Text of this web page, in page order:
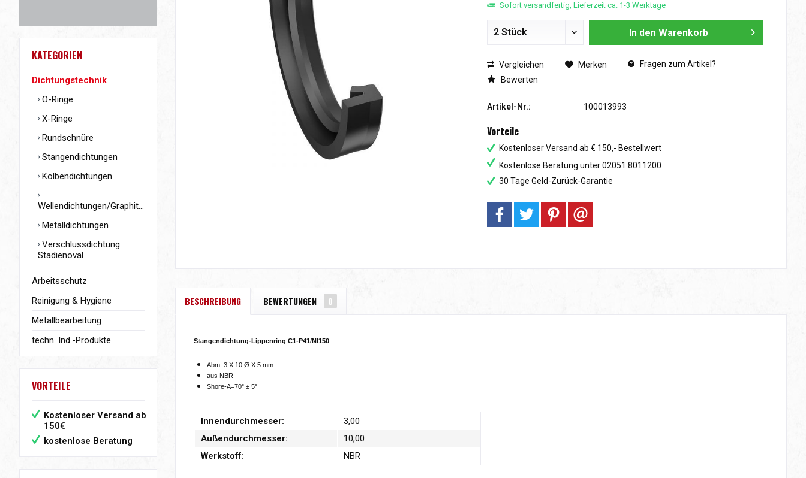
KATEGORIEN
Dichtungstechnik
O-Ringe
X-Ringe
Rundschnüre
Stangendichtungen
Kolbendichtungen
Wellendichtungen/Graphitringe
Metalldichtungen
Verschlussdichtung
Stadienoval
Arbeitsschutz
Reinigung & Hygiene
Metallbearbeitung
techn. Ind.-Produkte
VORTEILE
Kostenloser Versand ab
150€
kostenlose Beratung
Sofort versandfertig, Lieferzeit ca. 1-3 Werktage
In den Warenkorb
Vergleichen Merken
Fragen zum Artikel?
Bewerten
Artikel-Nr.: 100013993
Vorteile
Kostenloser Versand ab € 150,- Bestellwert
Kostenlose Beratung unter 02051 8011200
30 Tage Geld-Zurück-Garantie
BESCHREIBUNG BEWERTUNGEN 0
Stangendichtung-Lippenring C1-P41/NI150
Abm. 3 X 10 Ø X 5 mm
aus NBR
Shore-A=70° ± 5°
Innendurchmesser:
3,00
Außendurchmesser:
10,00
Werkstoff:
NBR